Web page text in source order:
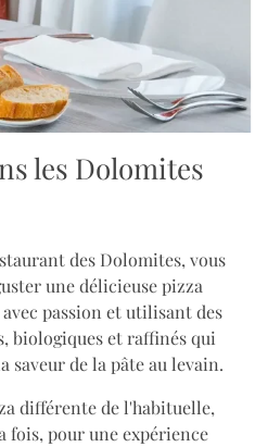
les Dolomites
des Dolomites, vous
une délicieuse pizza
passion et utilisant des
biologiques et raffinés qui
saveur de la pâte au levain.
différente de l'habituelle,
fois, pour une expérience